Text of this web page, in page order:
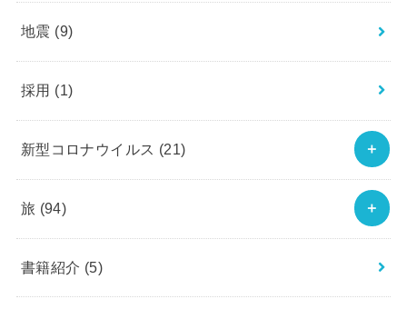
地震 (9)
採用 (1)
新型コロナウイルス (21)
旅 (94)
書籍紹介 (5)